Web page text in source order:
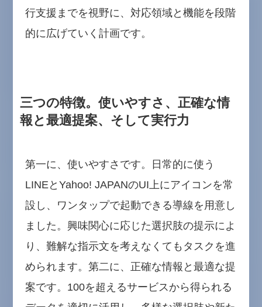
行支援までを視野に、対応領域と機能を段階
的に広げていく計画です。
三つの特徴。使いやすさ、正確な情
報と最適提案、そして実行力
第一に、使いやすさです。日常的に使う
LINEとYahoo! JAPANのUI上にアイコンを常
設し、ワンタップで起動できる導線を用意し
ました。興味関心に応じた選択肢の提示によ
り、難解な指示文を考えなくてもタスクを進
められます。第二に、正確な情報と最適な提
案です。100を超えるサービスから得られる